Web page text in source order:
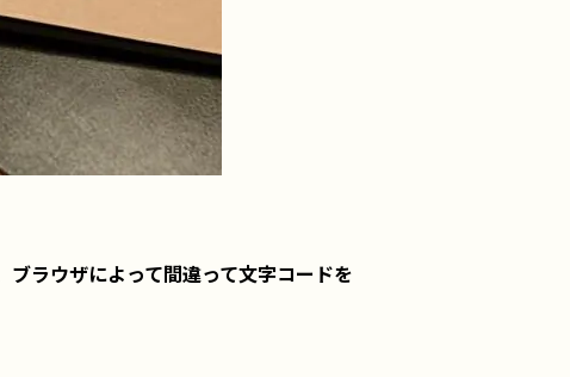
ブラウザによって間違って文字コードを